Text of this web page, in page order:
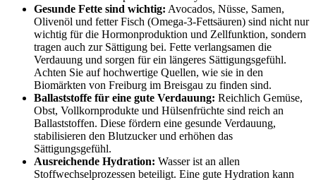
Gesunde Fette sind wichtig: Avocados, Nüsse, Samen,
Olivenöl und fetter Fisch (Omega-3-Fettsäuren) sind nicht nur
wichtig für die Hormonproduktion und Zellfunktion, sondern
tragen auch zur Sättigung bei. Fette verlangsamen die
Verdauung und sorgen für ein längeres Sättigungsgefühl.
Achten Sie auf hochwertige Quellen, wie sie in den
Biomärkten von Freiburg im Breisgau zu finden sind.
Ballaststoffe für eine gute Verdauung: Reichlich Gemüse,
Obst, Vollkornprodukte und Hülsenfrüchte sind reich an
Ballaststoffen. Diese fördern eine gesunde Verdauung,
stabilisieren den Blutzucker und erhöhen das
Sättigungsgefühl.
Ausreichende Hydration: Wasser ist an allen
Stoffwechselprozessen beteiligt. Eine gute Hydration kann